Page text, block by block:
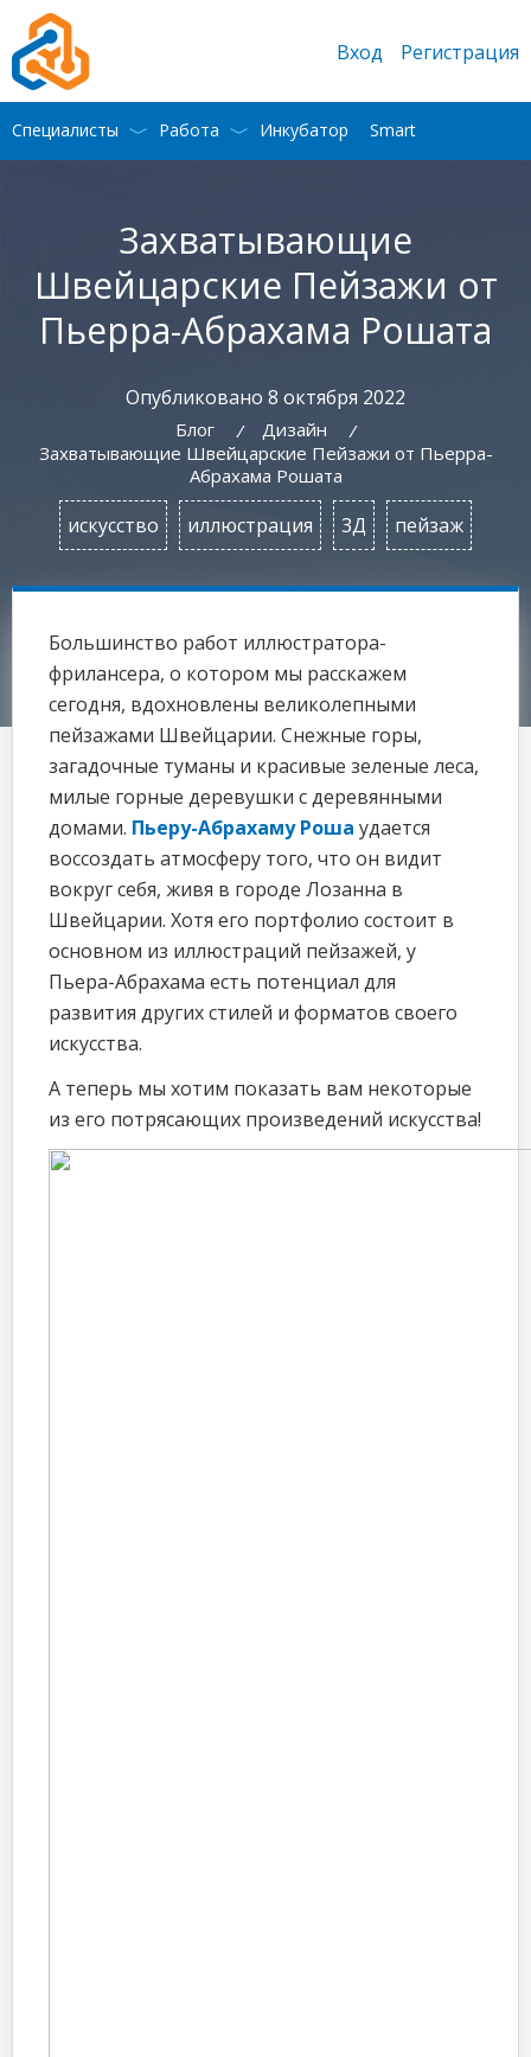
Захватывающие
Швейцарские Пейзажи от
Пьерра-Абрахама Рошата
Опубликовано 8 октября 2022
Блог / Дизайн
/
Захватывающие Швейцарские Пейзажи от Пьерра-
Абрахама Рошата
искусство иллюстрация 3Д пейзаж
Большинство работ иллюстратора-
фрилансера, о котором мы расскажем
сегодня, вдохновлены великолепными
пейзажами Швейцарии. Снежные горы,
загадочные туманы и красивые зеленые леса,
милые горные деревушки с деревянными
домами. Пьеру-Абрахаму Роша удается
воссоздать атмосферу того, что он видит
вокруг себя, живя в городе Лозанна в
Швейцарии. Хотя его портфолио состоит в
основном из иллюстраций пейзажей, у
Пьера-Абрахама есть потенциал для
развития других стилей и форматов своего
искусства.
А теперь мы хотим показать вам некоторые
из его потрясающих произведений искусства!
Вход Регистрация
Специалисты Работа Инкубатор Smart